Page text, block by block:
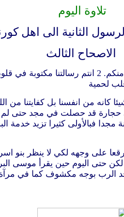
تلاوة اليوم
الثانية الى اهل
الاصحاح الثالث
لحمية
المنقوشة باحرف في حجارة قد حصلت
الرب هناك حرية. 18 ونحن جميعا ناظرين مجد